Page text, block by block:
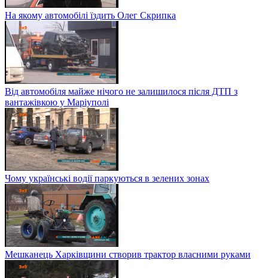
На якому автомобілі їздить Олег Скрипка
Від автомобіля майже нічого не залишилося після ДТП з
вантажівкою у Маріуполі
Чому українські водії паркуються в зелених зонах
Мешканець Харківщини створив трактор власними руками